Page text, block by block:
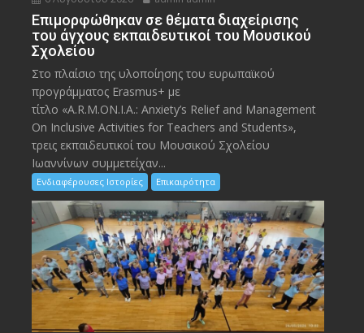
Eπιμορφώθηκαν σε θέματα διαχείρισης
του άγχους εκπαιδευτικοί του Μουσικού
Σχολείου
Στο πλαίσιο της υλοποίησης του ευρωπαϊκού
προγράμματος Erasmus+ με
τίτλο «A.R.M.ON.I.A.: Anxiety’s Relief and Management
On Inclusive Activities for Teachers and Students»,
τρεις εκπαιδευτικοί του Μουσικού Σχολείου
Ιωαννίνων συμμετείχαν...
Ενδιαφέρουσες Ιστορίες Επικαιρότητα